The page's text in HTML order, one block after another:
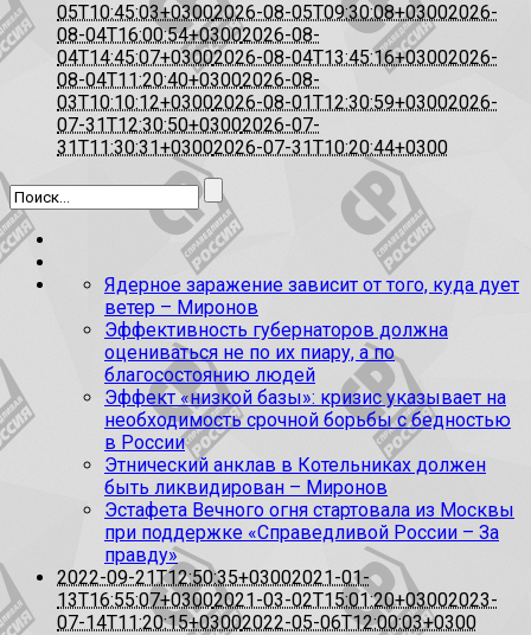
05T10:45:03+03002026-08-05T09:30:08+03002026-
08-04T16:00:54+03002026-08-
04T14:45:07+03002026-08-04T13:45:16+03002026-
08-04T11:20:40+03002026-08-
03T10:10:12+03002026-08-01T12:30:59+03002026-
07-31T12:30:50+03002026-07-
31T11:30:31+03002026-07-31T10:20:44+0300
Ядерное заражение зависит от того, куда дует
ветер – Миронов
Эффективность губернаторов должна
оцениваться не по их пиару, а по
благосостоянию людей
Эффект «низкой базы»: кризис указывает на
необходимость срочной борьбы с бедностью
в России
Этнический анклав в Котельниках должен
быть ликвидирован – Миронов
Эстафета Вечного огня стартовала из Москвы
при поддержке «Справедливой России – За
правду»
2022-09-21T12:50:35+03002021-01-
13T16:55:07+03002021-03-02T15:01:20+03002023-
07-14T11:20:15+03002022-05-06T12:00:03+0300